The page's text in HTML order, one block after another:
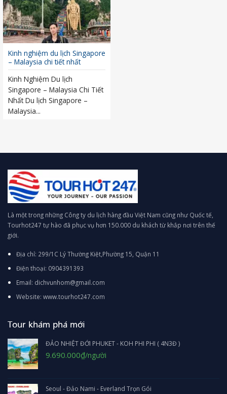
Kinh nghiệm du lịch Singapore
– Malaysia chi tiết nhất
Kinh Nghiệm Du lịch
Singapore – Malaysia Chi Tiết
Nhất Du lịch Singapore –
Malaysia...
Là một trong những Công ty du lịch hàng đầu Việt Nam cũng như Quốc tế,
Tourhot247 tự hào đã phục vụ hơn 150.000 du khách từ khắp nơi trên thế
giới.
Địa chỉ: 299/1C Lý Thường Kiệt,Phường 15, Quận 11
Điện thoại: 0904391393
Email: dichvunhom@gmail.com
Website: www.tourhot247.com
Tour khám phá mới
ĐẢO NHIỆT ĐỚI PHUKET - KOH PHI PHI ( 4N3Đ )
Giá
9.690.000₫Giá
hiện
9.690.000₫.
/người
Seoul - Đảo Nami - Everland Trọn Gói